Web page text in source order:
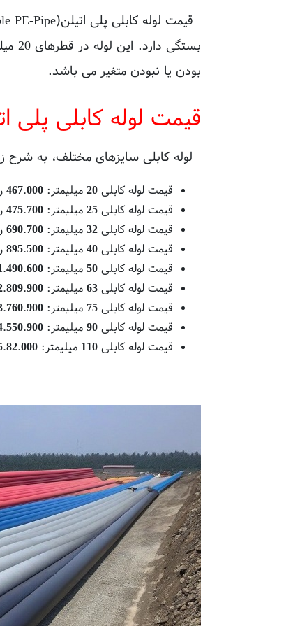
بودن یا نبودن متغیر می باشد.
قیمت لوله کابلی پلی
لوله کابلی سایزهای مختلف، به
قیمت لوله کابلی 20 میلیمتر: 467.000 ريال
قیمت لوله کابلی 25 میلیمتر: 475.700 ريال
قیمت لوله کابلی 32 میلیمتر: 690.700 ريال
قیمت لوله کابلی 40 میلیمتر: 895.500 ريال
قیمت لوله کابلی 50 میلیمتر: 1.490.600 ريال
قیمت لوله کابلی 63 میلیمتر: 2.809.900 ريال
قیمت لوله کابلی 75 میلیمتر: 3.760.900 ريال
قیمت لوله کابلی 90 میلیمتر: 4.550.900 ريال
قیمت لوله کابلی 110 میلیمتر: 5.82.000 ريال